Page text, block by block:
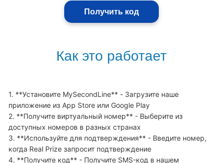
Получить код
Как это работает
1. **Установите MySecondLine** - Загрузите наше
приложение из App Store или Google Play
2. **Получите виртуальный номер** - Выберите из
доступных номеров в разных странах
3. **Используйте для подтверждения** - Введите номер,
когда Real Prize запросит подтверждение
4. **Получите код** - Получите SMS-код в нашем